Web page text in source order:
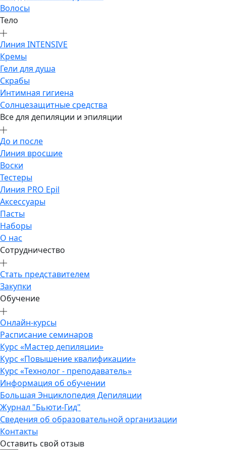
Волосы
Тело
Линия INTENSIVE
Кремы
Гели для душа
Скрабы
Интимная гигиена
Солнцезащитные средства
Все для депиляции и эпиляции
До и после
Линия вросшие
Воски
Тестеры
Линия PRO Epil
Аксессуары
Пасты
Наборы
О нас
Сотрудничество
Стать представителем
Закупки
Обучение
Онлайн-курсы
Расписание семинаров
Курс «Мастер депиляции»
Курс «Повышение квалификации»
Курс «Технолог - преподаватель»
Информация об обучении
Большая Энциклопедия Депиляции
Журнал "Бьюти-Гид"
Сведения об образовательной организации
Контакты
Оставить свой отзыв